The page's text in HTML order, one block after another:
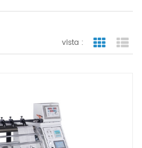
vista : vista a